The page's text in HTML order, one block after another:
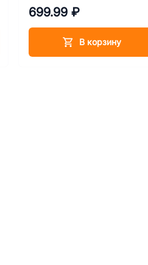
699.99 ₽
В корзину